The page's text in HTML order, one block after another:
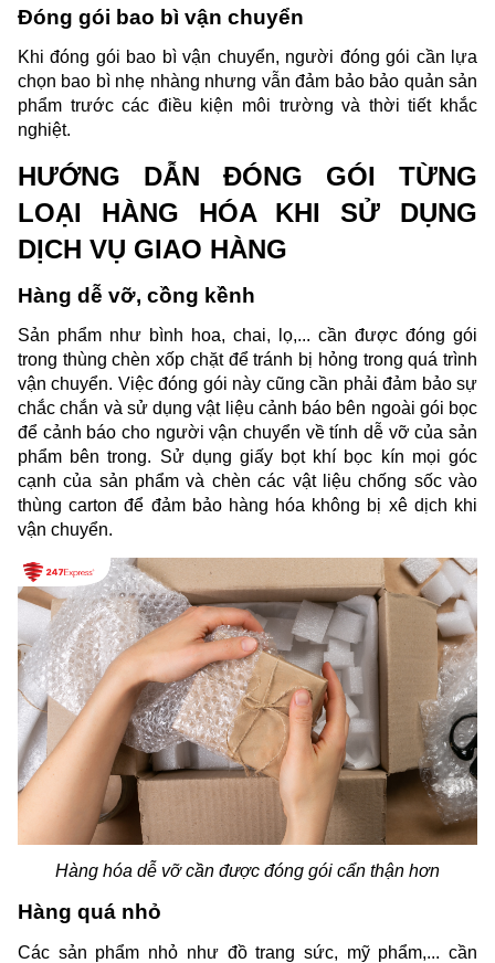
Đóng gói bao bì vận chuyển
Khi đóng gói bao bì vận chuyển, người đóng gói cần lựa
chọn bao bì nhẹ nhàng nhưng vẫn đảm bảo bảo quản sản
phẩm trước các điều kiện môi trường và thời tiết khắc
nghiệt.
HƯỚNG DẪN ĐÓNG GÓI TỪNG
LOẠI HÀNG HÓA KHI SỬ DỤNG
DỊCH VỤ GIAO HÀNG
Hàng dễ vỡ, cồng kềnh
Sản phẩm như bình hoa, chai, lọ,... cần được đóng gói
trong thùng chèn xốp chặt để tránh bị hỏng trong quá trình
vận chuyển. Việc đóng gói này cũng cần phải đảm bảo sự
chắc chắn và sử dụng vật liệu cảnh báo bên ngoài gói bọc
để cảnh báo cho người vận chuyển về tính dễ vỡ của sản
phẩm bên trong. Sử dụng giấy bọt khí bọc kín mọi góc
cạnh của sản phẩm và chèn các vật liệu chống sốc vào
thùng carton để đảm bảo hàng hóa không bị xê dịch khi
vận chuyển.
Hàng hóa dễ vỡ cần được đóng gói cẩn thận hơn
Hàng quá nhỏ
Các sản phẩm nhỏ như đồ trang sức, mỹ phẩm,... cần